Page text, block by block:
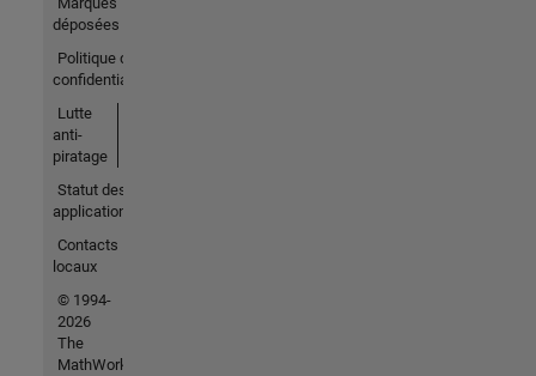
déposées
Politique de
confidentialité
Lutte
anti-
piratage
Statut des
applications
Contacts
locaux
© 1994-
2026
The
MathWorks,